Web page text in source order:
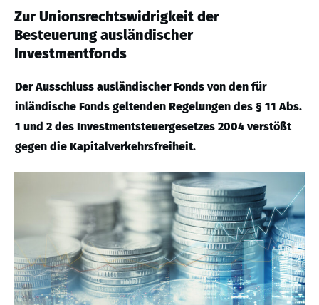
Zur Unionsrechtswidrigkeit der
Besteuerung ausländischer
Investmentfonds
Der Ausschluss ausländischer Fonds von den für
inländische Fonds geltenden Regelungen des § 11 Abs.
1 und 2 des Investmentsteuergesetzes 2004 verstößt
gegen die Kapitalverkehrsfreiheit.